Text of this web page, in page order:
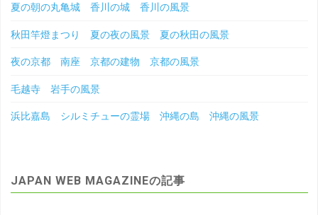
夏の朝の丸亀城 香川の城 香川の風景
秋田竿燈まつり 夏の夜の風景 夏の秋田の風景
夜の京都 南座 京都の建物 京都の風景
毛越寺 岩手の風景
浜比嘉島 シルミチューの霊場 沖縄の島 沖縄の風景
JAPAN WEB MAGAZINEの記事